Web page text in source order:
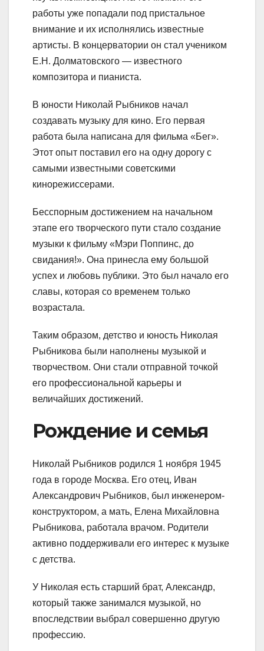
работы уже попадали под пристальное
внимание и их исполнялись известные
артисты. В концерватории он стал учеником
Е.Н. Долматовского — известного
композитора и пианиста.
В юности Николай Рыбников начал
создавать музыку для кино. Его первая
работа была написана для фильма «Бег».
Этот опыт поставил его на одну дорогу с
самыми известными советскими
кинорежиссерами.
Бесспорным достижением на начальном
этапе его творческого пути стало создание
музыки к фильму «Мэри Поппинс, до
свидания!». Она принесла ему большой
успех и любовь публики. Это был начало его
славы, которая со временем только
возрастала.
Таким образом, детство и юность Николая
Рыбникова были наполнены музыкой и
творчеством. Они стали отправной точкой
его профессиональной карьеры и
величайших достижений.
Рождение и семья
Николай Рыбников родился 1 ноября 1945
года в городе Москва. Его отец, Иван
Александрович Рыбников, был инженером-
конструктором, а мать, Елена Михайловна
Рыбникова, работала врачом. Родители
активно поддерживали его интерес к музыке
с детства.
У Николая есть старший брат, Александр,
который также занимался музыкой, но
впоследствии выбрал совершенно другую
профессию.